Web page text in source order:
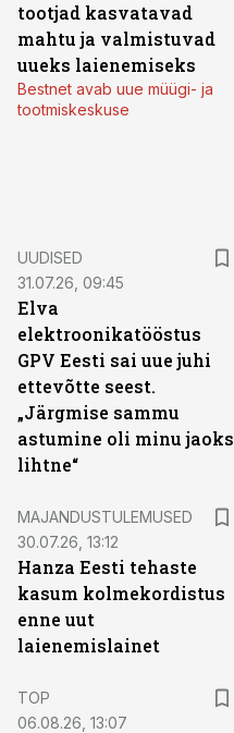
tootjad kasvatavad
mahtu ja valmistuvad
uueks laienemiseks
Bestnet avab uue müügi- ja
tootmiskeskuse
UUDISED
31.07.26, 09:45
Elva
elektroonikatööstus
GPV Eesti sai uue juhi
ettevõtte seest.
„Järgmise sammu
astumine oli minu jaoks
lihtne“
MAJANDUSTULEMUSED
30.07.26, 13:12
Hanza Eesti tehaste
kasum kolmekordistus
enne uut
laienemislainet
TOP
06.08.26, 13:07